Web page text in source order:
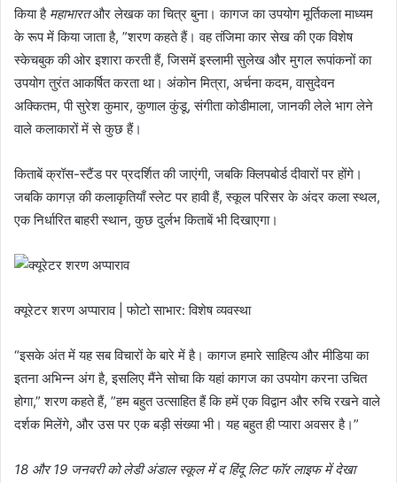
किया है महाभारतऔर लेखक का चित्र बुना। कागज का उपयोग मूर्तिकला माध्यम
के रूप में किया जाता है, ”शरण कहते हैं। वह तंजिमा कार सेख की एक विशेष
स्केचबुक की ओर इशारा करती हैं, जिसमें इस्लामी सुलेख और मुगल रूपांकनों का
उपयोग तुरंत आकर्षित करता था। अंकोन मित्रा, अर्चना कदम, वासुदेवन
अक्कितम, पी सुरेश कुमार, कुणाल कुंडू, संगीता कोडीमाला, जानकी लेले भाग लेने
वाले कलाकारों में से कुछ हैं।
किताबें क्रॉस-स्टैंड पर प्रदर्शित की जाएंगी, जबकि क्लिपबोर्ड दीवारों पर होंगे।
जबकि कागज़ की कलाकृतियाँ स्लेट पर हावी हैं, स्कूल परिसर के अंदर कला स्थल,
एक निर्धारित बाहरी स्थान, कुछ दुर्लभ किताबें भी दिखाएगा।
क्यूरेटर शरण अप्पाराव | फोटो साभार: विशेष व्यवस्था
“इसके अंत में यह सब विचारों के बारे में है। कागज हमारे साहित्य और मीडिया का
इतना अभिन्न अंग है, इसलिए मैंने सोचा कि यहां कागज का उपयोग करना उचित
होगा,” शरण कहते हैं, ”हम बहुत उत्साहित हैं कि हमें एक विद्वान और रुचि रखने वाले
दर्शक मिलेंगे, और उस पर एक बड़ी संख्या भी। यह बहुत ही प्यारा अवसर है।”
18 और 19 जनवरी को लेडी अंडाल स्कूल में द हिंदू लिट फॉर लाइफ में देखा